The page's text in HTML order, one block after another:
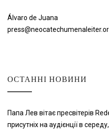
Álvaro de Juana
ОСТАННІ НОВИНИ
Папа Лев вітає пресвітерів
присутніх на аудієнції в